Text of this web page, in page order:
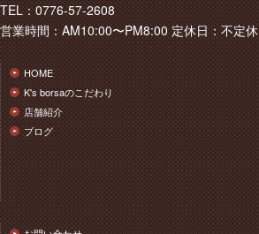
TEL：0776-57-2608
営業時間：AM10:00〜PM8:00 定休日：不定休
HOME
K's borsaのこだわり
店舗紹介
ブログ